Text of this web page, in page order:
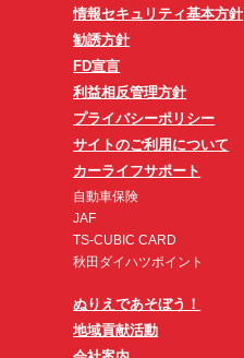
情報セキュリティ基本方針
勧誘方針
FD宣言
利益相反管理方針
プライバシーポリシー
サイトのご利用について
カーライフサポート
自動車保険
JAF
TS-CUBIC CARD
秋田ダイハツポイント
ぬりえであそぼう！
地域貢献活動